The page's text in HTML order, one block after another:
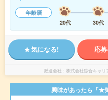
年齢層
20代
30代
気になる! 応
派遣会社 株式会社綜合キャリ
興味があったら「★